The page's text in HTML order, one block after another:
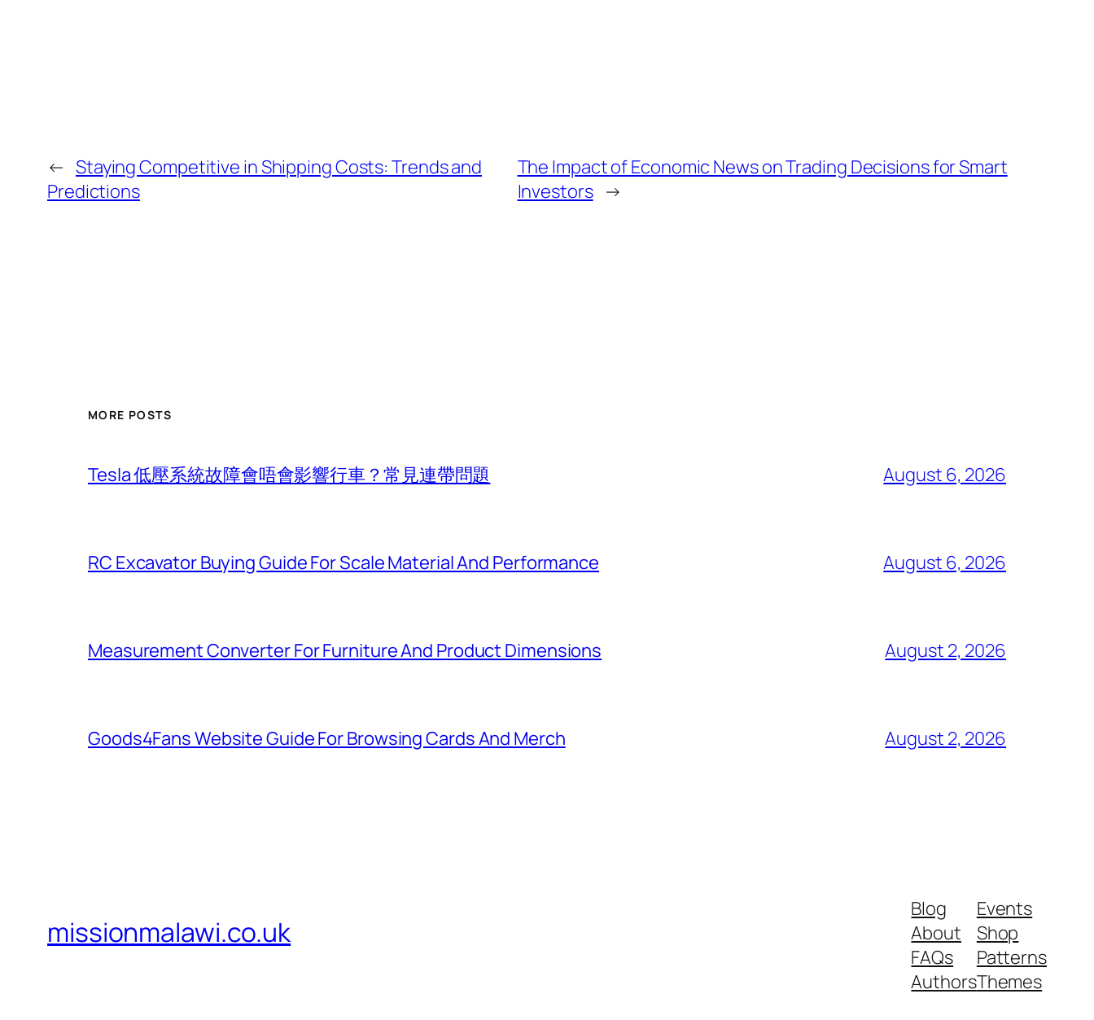
← Staying Competitive in Shipping Costs: Trends and
Predictions
The Impact of Economic News on Trading Decisions for Smart
Investors →
MORE POSTS
Tesla 低壓系統故障會唔會影響行車？常見連帶問題 August 6, 2026
RC Excavator Buying Guide For Scale Material And Performance August 6, 2026
Measurement Converter For Furniture And Product Dimensions August 2, 2026
Goods4Fans Website Guide For Browsing Cards And Merch August 2, 2026
missionmalawi.co.uk
Blog
About
FAQs
Authors
Events
Shop
Patterns
Themes